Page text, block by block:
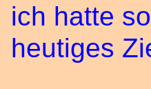
ich hatte
heutiges